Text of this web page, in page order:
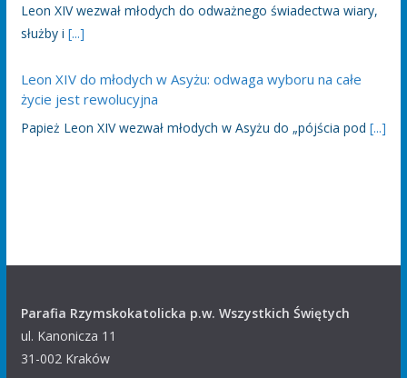
Leon XIV wezwał młodych do odważnego świadectwa wiary,
służby i [...]
Leon XIV do młodych w Asyżu: odwaga wyboru na całe
życie jest rewolucyjna
Papież Leon XIV wezwał młodych w Asyżu do „pójścia pod [...]
Parafia Rzymskokatolicka p.w. Wszystkich Świętych
ul. Kanonicza 11
31-002 Kraków